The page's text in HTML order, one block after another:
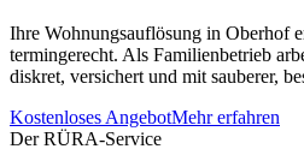
Ihre Wohnungsauflösung in Oberhof
termingerecht. Als Familienbetrieb
diskret, versichert und mit sauberer,
Kostenloses AngebotMehr erfahren
Der RÜRA-Service